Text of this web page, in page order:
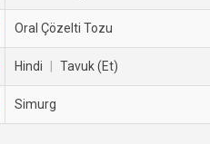
Oral Çözelti Tozu
Hindi Tavuk (Et)
Simurg